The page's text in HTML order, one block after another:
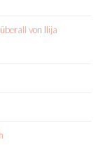
von Ilija